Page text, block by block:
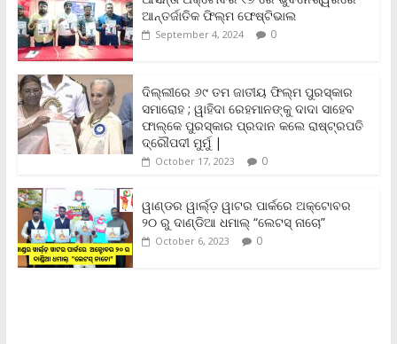
o
o
k
e
r
A
p
p
i
n
k
F
r
i
d
l
y
ଆନ୍ତର୍ଜାତିକ ଫିଲ୍ମ ଫେଷ୍ଟିଭାଲ
September 4, 2024 0
ଦିଲ୍ଲୀରେ ୬୯ ତମ ଜାତୀୟ ଫିଲ୍ମ ପୁରସ୍କାର
ସମାରୋହ ; ୱାହିଦା ରେହମାନଙ୍କୁ ଦାଦା ସାହେବ
ଫାଲ୍‌କେ ପୁରସ୍କାର ପ୍ରଦାନ କଲେ ରାଷ୍ଟ୍ରପତି
ଦ୍ରୌପଦୀ ମୁର୍ମୁ |
October 17, 2023 0
ୱାଣ୍ଡର ୱାର୍ଲ୍‌ଡ଼ ୱାଟର ପାର୍କରେ ଅକ୍ଟୋବର
୨୦ ରୁ ଦାଣ୍ଡିଆ ଧମାଲ୍ “ଲେଟସ୍ ନାଚୋ”
October 6, 2023 0